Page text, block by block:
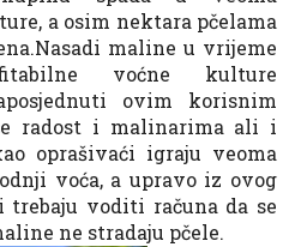
a osim nektara pčelama
maline u vrijeme
voćne kulture
ovim korisnim
radost i malinarima ali i
oprašivaći igraju veoma
voća, a upravo iz ovog
voditi računa da se
ne stradaju pčele.